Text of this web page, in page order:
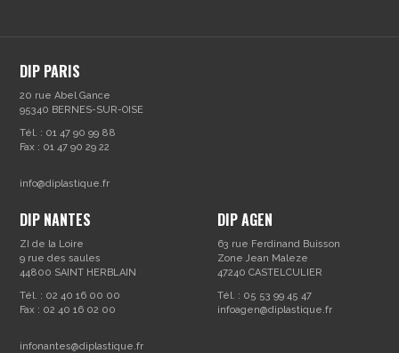
DIP PARIS
20 rue Abel Gance
95340 BERNES-SUR-OISE
Tél. : 01 47 90 99 88
Fax : 01 47 90 29 22
info@diplastique.fr
DIP NANTES
ZI de la Loire
9 rue des saules
44800 SAINT HERBLAIN
Tél. : 02 40 16 00 00
Fax : 02 40 16 02 00
infonantes@diplastique.fr
DIP AGEN
63 rue Ferdinand Buisson
Zone Jean Maleze
47240 CASTELCULIER
Tél. : 05 53 99 45 47
infoagen@diplastique.fr